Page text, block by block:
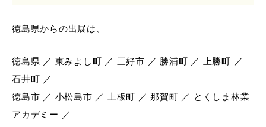
徳島県からの出展は、
徳島県 ／ 東みよし町 ／ 三好市 ／ 勝浦町 ／ 上勝町 ／
石井町 ／
徳島市 ／ 小松島市 ／ 上板町 ／ 那賀町 ／ とくしま林業
アカデミー ／